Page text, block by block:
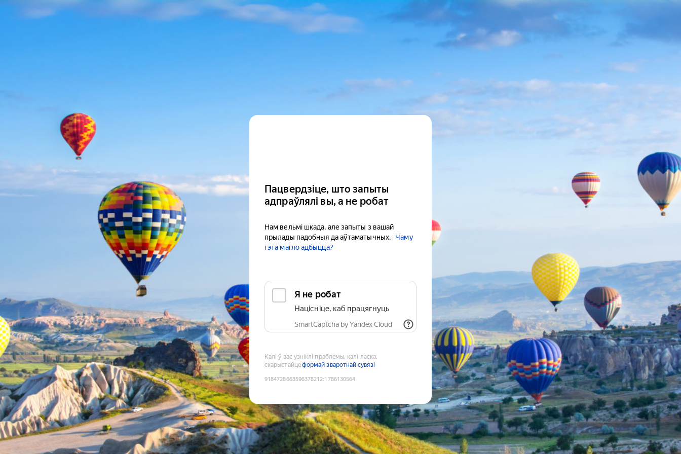
Пацвердзіце, што запыты
адпраўлялі вы, а не робат
Нам вельмі шкада, але запыты з вашай
прылады падобныя да аўтаматычных.
Чаму
гэта магло адбыцца?
Я не робат
Націсніце, каб працягнуць
SmartCaptcha by Yandex Cloud
Калі ў вас узніклі праблемы, калі ласка,
скарыстайцеформай зваротнай сувязі
9184728663596378212:1786130564